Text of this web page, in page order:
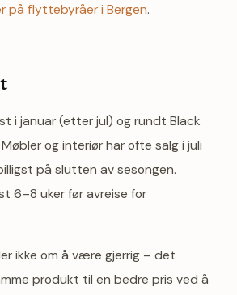
på flyttebyråer i Bergen.
i januar (etter jul) og rundt Black
og interiør har ofte salg i juli
på slutten av sesongen.
6–8 uker før avreise for
ikke om å være gjerrig – det
produkt til en bedre pris ved å